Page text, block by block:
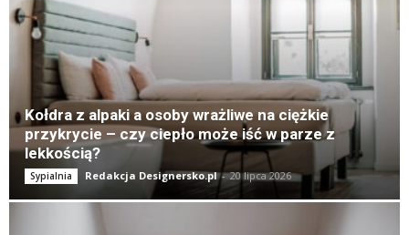
Kołdra z alpaki a osoby wrażliwe na ciężkie
przykrycie – czy ciepło może iść w parze z
lekkością?
Sypialnia Redakcja Designersko.pl - 20 lipca 2026